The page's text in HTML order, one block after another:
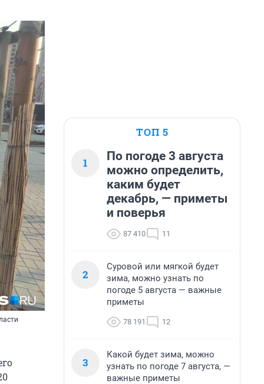
ТОП 5
1
По погоде 3 августа
можно определить,
каким будет
декабрь, — приметы
и поверья
87 410 11
2
Суровой или мягкой будет
зима, можно узнать по
погоде 5 августа — важные
приметы
78 191 12
3
Какой будет зима, можно
узнать по погоде 7 августа, —
важные приметы